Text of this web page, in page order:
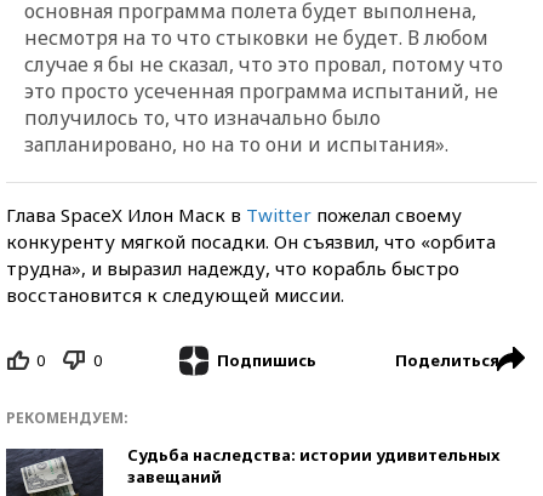
основная программа полета будет выполнена,
несмотря на то что стыковки не будет. В любом
случае я бы не сказал, что это провал, потому что
это просто усеченная программа испытаний, не
получилось то, что изначально было
запланировано, но на то они и испытания».
Глава SpaceX Илон Маск в Twitter пожелал своему
конкуренту мягкой посадки. Он съязвил, что «орбита
трудна», и выразил надежду, что корабль быстро
восстановится к следующей миссии.
0 0 Подпишись Поделиться
РЕКОМЕНДУЕМ:
Судьба наследства: истории удивительных
завещаний